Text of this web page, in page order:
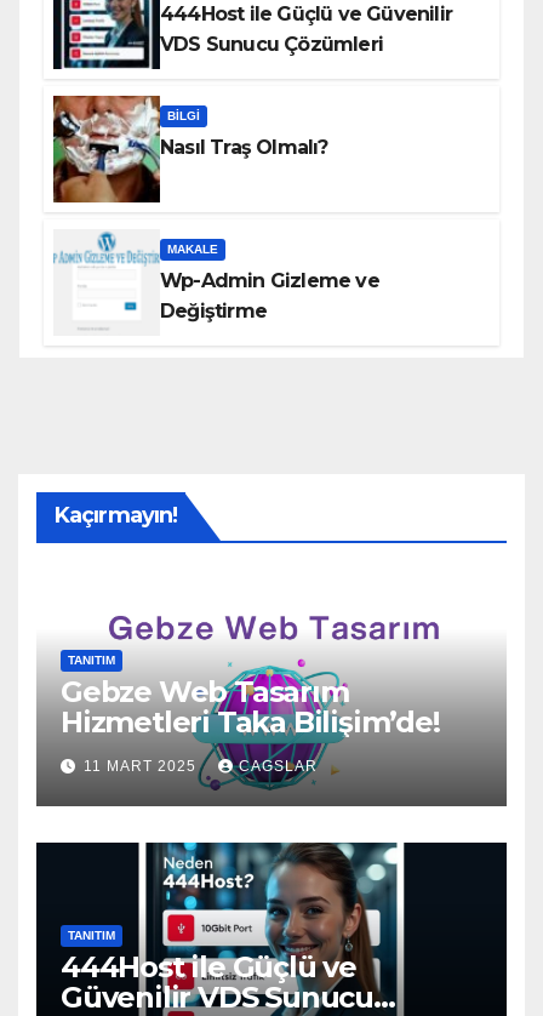
444Host ile Güçlü ve Güvenilir
VDS Sunucu Çözümleri
BILGI
Nasıl Traş Olmalı?
MAKALE
Wp-Admin Gizleme ve
Değiştirme
Kaçırmayın!
TANITIM
Gebze Web Tasarım
Hizmetleri Taka Bilişim’de!
11 MART 2025 CAGSLAR
TANITIM
444Host ile Güçlü ve
Güvenilir VDS Sunucu